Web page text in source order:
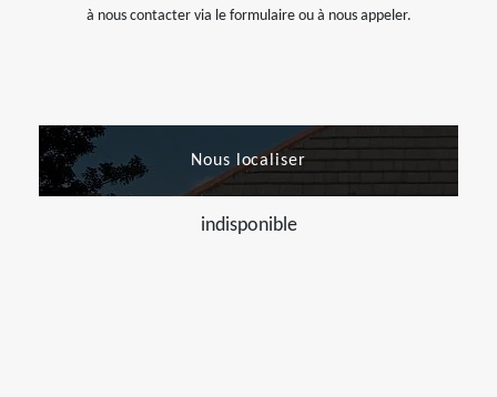
à nous contacter via le formulaire ou à nous appeler.
Nous localiser
indisponible